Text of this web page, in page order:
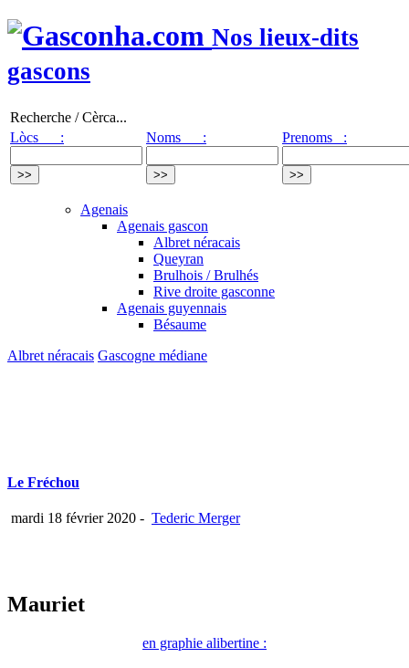
Nos lieux-dits
gascons
Recherche / Cèrca...
Lòcs :
Noms : Prenoms :
Agenais
Agenais gascon
Albret néracais
Queyran
Brulhois / Brulhés
Rive droite gasconne
Agenais guyennais
Bésaume
Albret néracais Gascogne médiane
Le Fréchou
mardi 18 février 2020 - Tederic Merger
Mauriet
en graphie alibertine :